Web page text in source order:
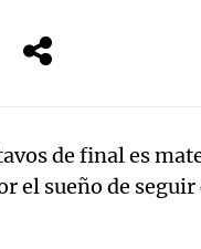
de final es
el sueño de